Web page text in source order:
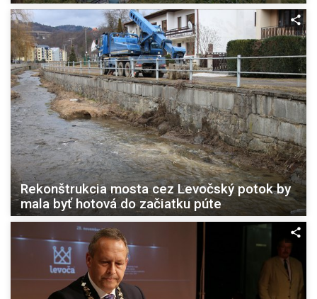
Rekonštrukcia mosta cez Levočský potok by
mala byť hotová do začiatku púte